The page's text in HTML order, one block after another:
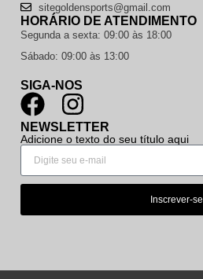
sitegoldensports@gmail.com
HORÁRIO DE ATENDIMENTO
Segunda a sexta: 09:00 às 18:00
Sábado: 09:00 às 13:00
SIGA-NOS
NEWSLETTER
Adicione o texto do seu título aqui
Inscrever-se